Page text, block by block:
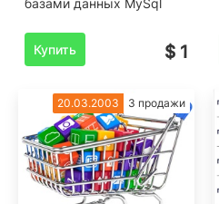
базами данных MySql
Купить $ 1
20.03.2003 3 продажи